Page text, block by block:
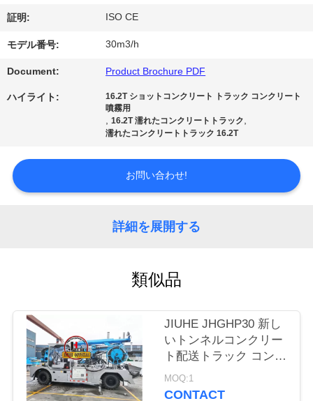
ョ
ー
私
つ
場
証明: ISO CE
モデル番号: 30m3/h
Document: Product Brochure PDF
ハイライト:
16.2T ショットコンクリート トラック コンクリート
噴霧用
,16.2T 濡れたコンクリートトラック,
濡れたコンクリートトラック 16.2T
お問い合わせ!
詳細を展開する
類似品
JIUHE JHGHP30 新し
いトンネルコンクリー
ト配送トラック コンク
リート噴霧用 SPM500
Wetkret
MOQ:1
CONTACT